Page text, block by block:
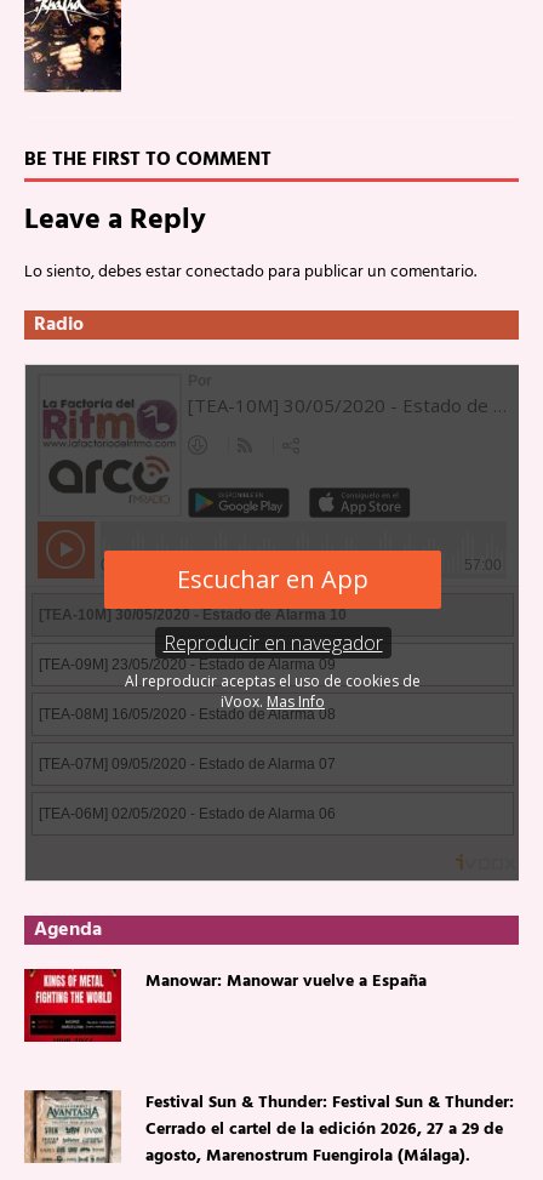
BE THE FIRST TO COMMENT
Leave a Reply
Lo siento, debes estarconectadopara publicar un comentario.
Radio
Agenda
Manowar: Manowar vuelve a España
Festival Sun & Thunder: Festival Sun & Thunder:
Cerrado el cartel de la edición 2026, 27 a 29 de
agosto, Marenostrum Fuengirola (Málaga).